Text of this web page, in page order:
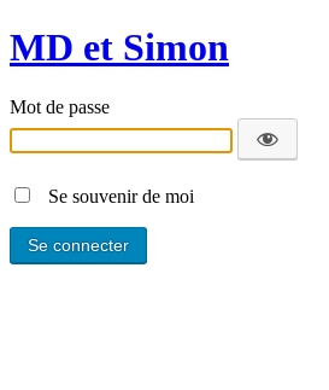
MD et Simon
Mot de passe
Se souvenir de moi